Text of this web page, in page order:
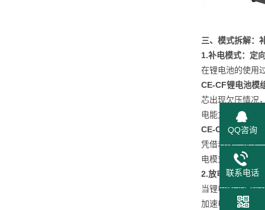
三、模式拆解：
1.补电模式：定
在锂电池的使用
CE-CF锂电池模
芯出现欠压情况
电能力得到充分
CE-CF锂电池模
凭借着这些优势
电模式进行修复
2.放电模式：安
当锂电池进行快
加速电芯的老化
QQ咨询
联系电话